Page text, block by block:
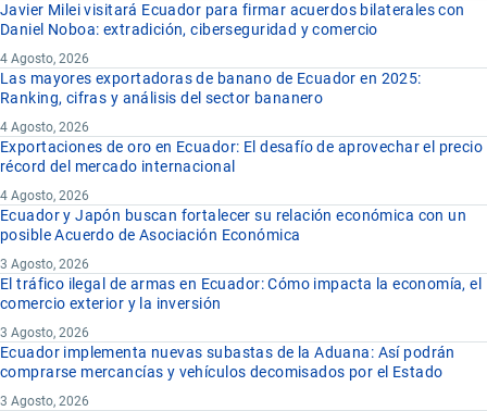
Javier Milei visitará Ecuador para firmar acuerdos bilaterales con
Daniel Noboa: extradición, ciberseguridad y comercio
4 Agosto, 2026
Las mayores exportadoras de banano de Ecuador en 2025:
Ranking, cifras y análisis del sector bananero
4 Agosto, 2026
Exportaciones de oro en Ecuador: El desafío de aprovechar el precio
récord del mercado internacional
4 Agosto, 2026
Ecuador y Japón buscan fortalecer su relación económica con un
posible Acuerdo de Asociación Económica
3 Agosto, 2026
El tráfico ilegal de armas en Ecuador: Cómo impacta la economía, el
comercio exterior y la inversión
3 Agosto, 2026
Ecuador implementa nuevas subastas de la Aduana: Así podrán
comprarse mercancías y vehículos decomisados por el Estado
3 Agosto, 2026